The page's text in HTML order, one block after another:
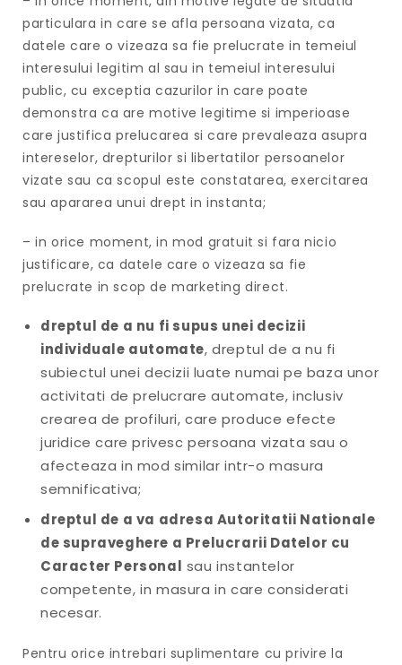
particulara in care se afla persoana vizata, ca
datele care o vizeaza sa fie prelucrate in temeiul
interesului legitim al sau in temeiul interesului
public, cu exceptia cazurilor in care poate
demonstra ca are motive legitime si imperioase
care justifica prelucarea si care prevaleaza asupra
intereselor, drepturilor si libertatilor persoanelor
vizate sau ca scopul este constatarea, exercitarea
sau apararea unui drept in instanta;
– in orice moment, in mod gratuit si fara nicio
justificare, ca datele care o vizeaza sa fie
prelucrate in scop de marketing direct.
dreptul de a nu fi supus unei decizii
individuale automate, dreptul de a nu fi
subiectul unei decizii luate numai pe baza unor
activitati de prelucrare automate, inclusiv
crearea de profiluri, care produce efecte
juridice care privesc persoana vizata sau o
afecteaza in mod similar intr-o masura
semnificativa;
dreptul de a va adresa Autoritatii Nationale
de supraveghere a Prelucrarii Datelor cu
Caracter Personal sau instantelor
competente, in masura in care considerati
necesar.
Pentru orice intrebari suplimentare cu privire la